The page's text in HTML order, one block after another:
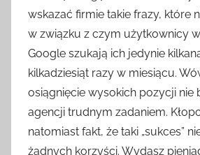
wskazać firmie takie frazy, które
w związku z czym użytkownicy
Google szukają ich jedynie
kilkadziesiąt razy w miesiącu.
osiągnięcie wysokich pozycji nie
agencji trudnym zadaniem.
natomiast fakt, że taki „sukces”
żadnych korzyści. Wydasz